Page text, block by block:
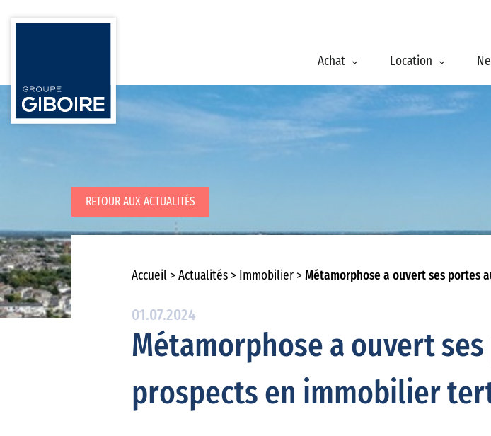
Achat Location
RETOUR AUX ACTUALITÉS
Accueil Actualités Immobilier Métamorphose a ouvert ses portes
01.07.2024
Métamorphose a ouvert
prospects en immobilier